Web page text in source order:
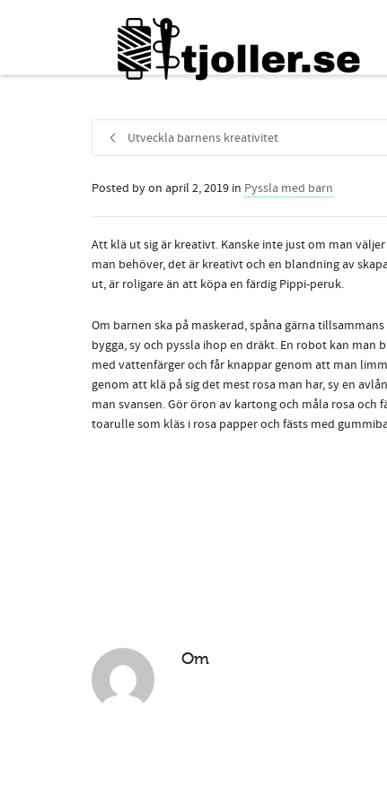
Utveckla barnens kreativitet
Posted byon april 2, 2019 in Pyssla med barn
Att klä ut sig är kreativt. Kanske inte just om man
man behöver, det är kreativt och en blandning av
ut, är roligare än att köpa en färdig Pippi-peruk.
Om barnen ska på maskerad, spåna gärna
bygga, sy och pyssla ihop en dräkt. En robot kan
med vattenfärger och får knappar genom att man
genom att klä på sig det mest rosa man har, sy en
man svansen. Gör öron av kartong och måla rosa
toarulle som kläs i rosa papper och fästs med
Om